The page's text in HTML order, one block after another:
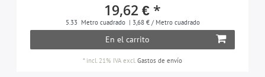
19,62 € *
5.33 Metro cuadrado | 3,68 € / Metro cuadrado
En el carrito
* incl. 21% IVA excl.Gastos de envío